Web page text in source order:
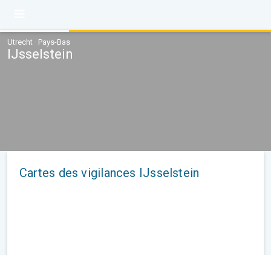
Utrecht · Pays-Bas
IJsselstein
Cartes des vigilances IJsselstein